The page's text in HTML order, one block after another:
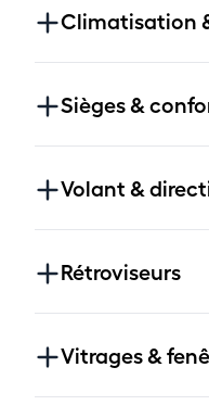
Climatisation
Sièges &
Volant &
Rétroviseurs
Vitrages &